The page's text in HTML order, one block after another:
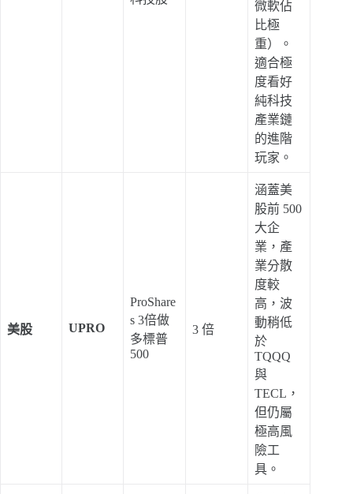
微軟佔
比極
重）。
適合極
度看好
純科技
產業鏈
的進階
玩家。
美股 UPRO
ProShare
s 3倍做
多標普
500
3 倍
涵蓋美
股前 500
大企
業，產
業分散
度較
高，波
動稍低
於
TQQQ
與
TECL，
但仍屬
極高風
險工
具。